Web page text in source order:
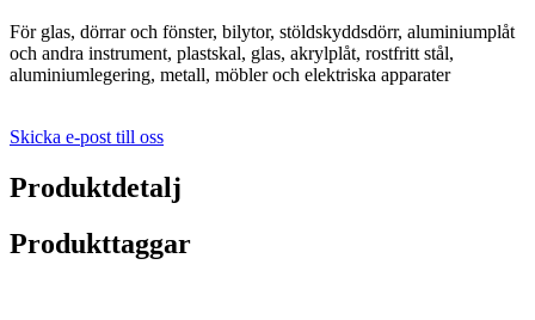
För glas, dörrar och fönster, bilytor, stöldskyddsdörr, aluminiumplåt
och andra instrument, plastskal, glas, akrylplåt, rostfritt stål,
aluminiumlegering, metall, möbler och elektriska apparater
Skicka e-post till oss
Produktdetalj
Produkttaggar